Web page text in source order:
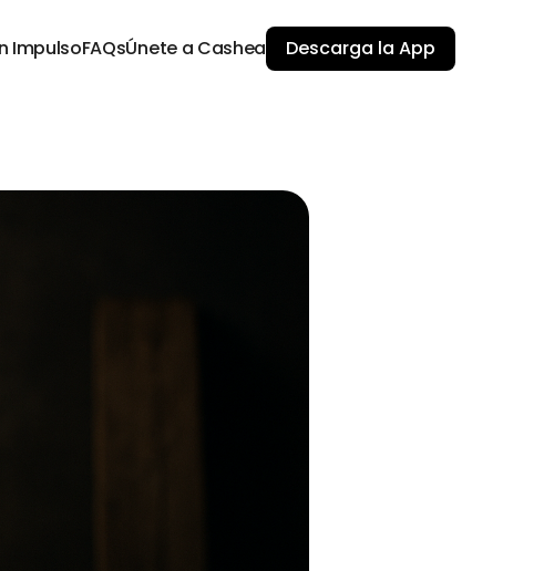
ImpulsoFAQsÚnete a Cashea Descarga la App